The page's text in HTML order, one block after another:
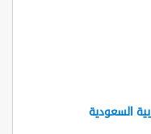
السعودية